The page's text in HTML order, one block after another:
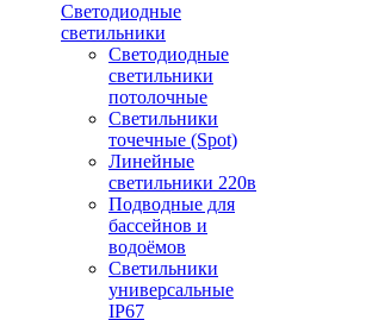
Светодиодные
светильники
Светодиодные
светильники
потолочные
Светильники
точечные (Spot)
Линейные
светильники 220в
Подводные для
бассейнов и
водоёмов
Светильники
универсальные
IP67